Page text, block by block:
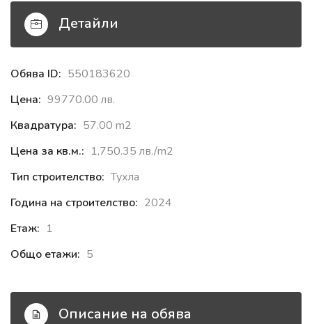
Детайли
Обява ID: 550183620
Цена: 99770.00 лв.
Квадратура: 57.00 m2
Цена за кв.м.: 1,750.35 лв./m2
Тип строителство: Тухла
Година на строителство: 2024
Етаж: 1
Общо етажи: 5
Описание на обява